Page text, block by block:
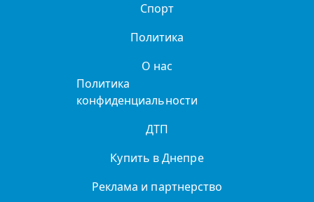
Спорт
Политика
О нас
Политика
конфиденциальности
ДТП
Купить в Днепре
Реклама и партнерство